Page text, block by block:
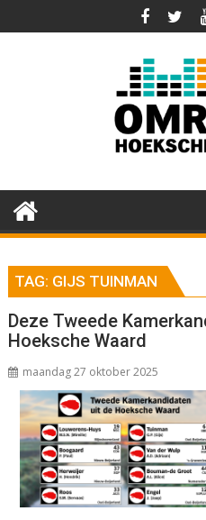
naar
TAG: GIJS TUINMAN
Deze Tweede
Hoeksche Waard
maandag 27 oktober 2025